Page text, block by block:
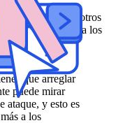
la nube aportó otros
y a los
sido
que arreglar
puede mirar
ataque, y esto es
a los